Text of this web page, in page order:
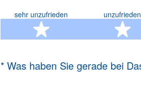
sehr unzufrieden
1 Stern
unzufrieden
* Was haben Sie gerade bei
(Erforderlich.)